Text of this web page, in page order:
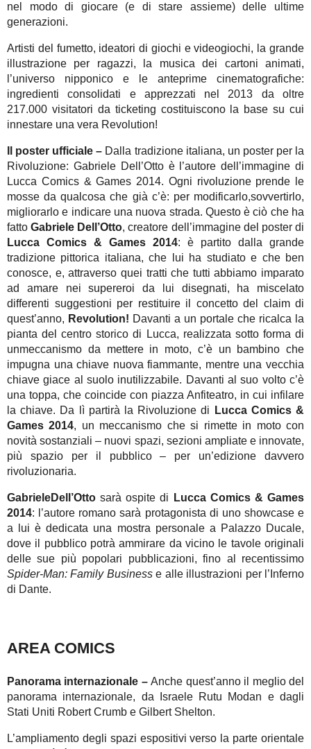
nel modo di giocare (e di stare assieme) delle ultime
generazioni.
Artisti del fumetto, ideatori di giochi e videogiochi, la grande
illustrazione per ragazzi, la musica dei cartoni animati,
l’universo nipponico e le anteprime cinematografiche:
ingredienti consolidati e apprezzati nel 2013 da oltre
217.000 visitatori da ticketing costituiscono la base su cui
innestare una vera Revolution!
Il poster ufficiale – Dalla tradizione italiana, un poster per la
Rivoluzione: Gabriele Dell’Otto è l’autore dell’immagine di
Lucca Comics & Games 2014. Ogni rivoluzione prende le
mosse da qualcosa che già c’è: per modificarlo,sovvertirlo,
migliorarlo e indicare una nuova strada. Questo è ciò che ha
fattoGabriele Dell’Otto, creatore dell’immagine del poster di
Lucca Comics & Games 2014: è partito dalla grande
tradizione pittorica italiana, che lui ha studiato e che ben
conosce, e, attraverso quei tratti che tutti abbiamo imparato
ad amare nei supereroi da lui disegnati, ha miscelato
differenti suggestioni per restituire il concetto del claim di
quest’anno, Revolution! Davanti a un portale che ricalca la
pianta del centro storico di Lucca, realizzata sotto forma di
unmeccanismo da mettere in moto, c’è un bambino che
impugna una chiave nuova fiammante, mentre una vecchia
chiave giace al suolo inutilizzabile. Davanti al suo volto c’è
una toppa, che coincide con piazza Anfiteatro, in cui infilare
la chiave. Da lì partirà la Rivoluzione di
Lucca Comics &
Games 2014, un meccanismo che si rimette in moto con
novità sostanziali – nuovi spazi, sezioni ampliate e innovate,
più spazio per il pubblico – per un’edizione davvero
rivoluzionaria.
GabrieleDell’Otto sarà ospite di
Lucca Comics & Games
2014: l’autore romano sarà protagonista di uno showcase e
a lui è dedicata una mostra personale a Palazzo Ducale,
dove il pubblico potrà ammirare da vicino le tavole originali
delle sue più popolari pubblicazioni, fino al recentissimo
Spider-Man: Family Businesse alle illustrazioni per l’Inferno
di Dante.
AREA COMICS
Panorama internazionale –Anche quest’anno il meglio del
panorama internazionale, da Israele Rutu Modan e dagli
Stati Uniti Robert Crumb e Gilbert Shelton.
L’ampliamento degli spazi espositivi verso la parte orientale